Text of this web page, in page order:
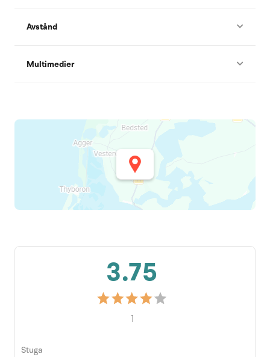
Avstånd
Multimedier
3.75
1
Stuga